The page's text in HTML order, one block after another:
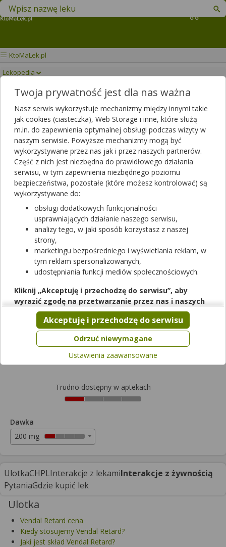
Koszyk
Znajdź lek w swojej okolicy
KtoMaLek.pl
Lekopedia
VENDAL RETARD Drukuj/Zapisz
Vendal Retard
tabletki powlekane o przedłużonym uwalnianiu
Rezerwuj
od 0,00 zł do 111,13 zł
Wybierz odpłatność
111,13zł
Trudno dostępny w aptekach
Dawka
200 mg
UlotkaCHPLInterakcje z lekamiInterakcje z żywnością
PytaniaGdzie kupić lek
Ulotka
Vendal Retard cena
Kiedy stosujemy Vendal Retard?
Jaki jest skład Vendal Retard?
Twoja prywatność jest dla nas ważna
Nasz serwis wykorzystuje mechanizmy między innymi takie
jak cookies (ciasteczka), Web Storage i inne, które służą
m.in. do zapewnienia optymalnej obsługi podczas wizyty w
naszym serwisie. Powyższe mechanizmy mogą być
wykorzystywane przez nas jak i przez naszych partnerów.
Część z nich jest niezbędna do prawidłowego działania
serwisu, w tym zapewnienia niezbędnego poziomu
bezpieczeństwa, pozostałe (które możesz kontrolować) są
wykorzystywane do:
obsługi dodatkowych funkcjonalności
usprawniających działanie naszego serwisu,
analizy tego, w jaki sposób korzystasz z naszej
strony,
marketingu bezpośredniego i wyświetlania reklam, w
tym reklam spersonalizowanych,
udostępniania funkcji mediów społecznościowych.
Kliknij „Akceptuję i przechodzę do serwisu”, aby
wyrazić zgodę na przetwarzanie przez nas i naszych
partnerów Twoich danych w powyższych celach.
Pamiętaj, że wyrażenie zgody jest dobrowolne, a wyrażoną
zgodę możesz w każdej chwili cofnąć, możesz też wycofać
zgodę na przetwarzanie Twoich danych tylko w niektórych
celach. Jeżeli chcesz dowiedzieć się więcej lub chcesz
Więcej informacji na temat wykorzystywania narzędzi
Odrzuć niewymagane
Akceptuję i przechodzę do serwisu
Ustawienia zaawansowane